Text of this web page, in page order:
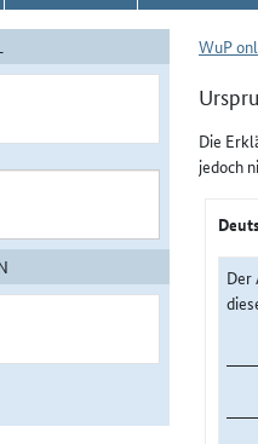
WuP
Die
jedoch
Der